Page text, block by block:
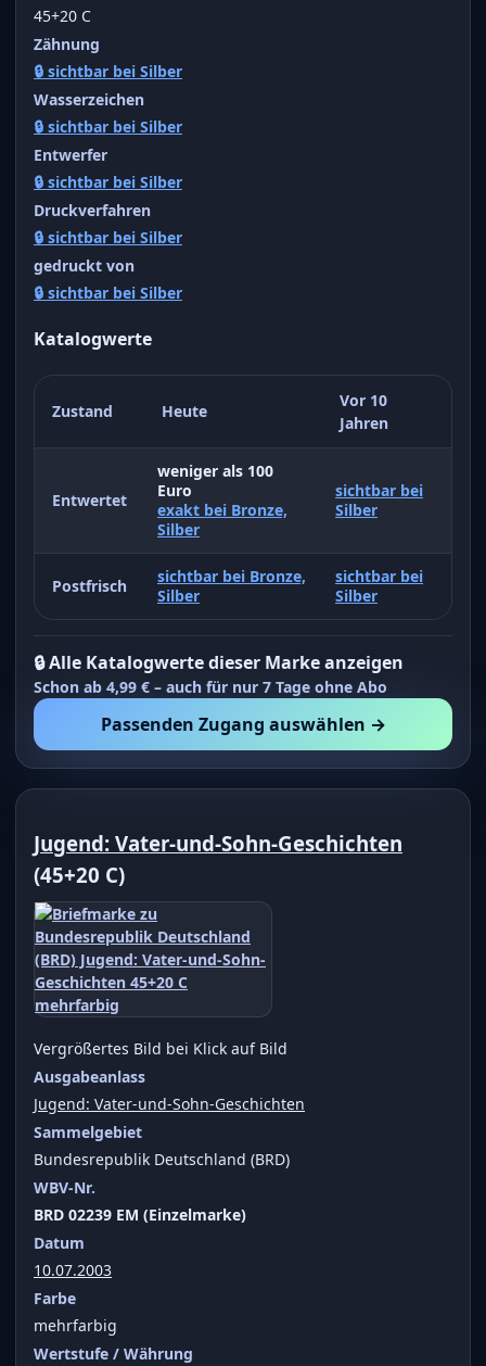
45+20 C
Zähnung
🔒 sichtbar bei Silber
Wasserzeichen
🔒 sichtbar bei Silber
Entwerfer
🔒 sichtbar bei Silber
Druckverfahren
🔒 sichtbar bei Silber
gedruckt von
🔒 sichtbar bei Silber
Katalogwerte
Zustand Heute
Vor 10
Jahren
Entwertet
weniger als 100
Euro
exakt bei Bronze,
Silber
sichtbar bei
Silber
Postfrisch
sichtbar bei Bronze,
Silber
sichtbar bei
Silber
🔒 Alle Katalogwerte dieser Marke anzeigen
Schon ab 4,99 € – auch für nur 7 Tage ohne Abo
Passenden Zugang auswählen →
Jugend: Vater-und-Sohn-Geschichten
(45+20 C)
Vergrößertes Bild bei Klick auf Bild
Ausgabeanlass
Jugend: Vater-und-Sohn-Geschichten
Sammelgebiet
Bundesrepublik Deutschland (BRD)
WBV-Nr.
BRD 02239 EM (Einzelmarke)
Datum
10.07.2003
Farbe
mehrfarbig
Wertstufe / Währung